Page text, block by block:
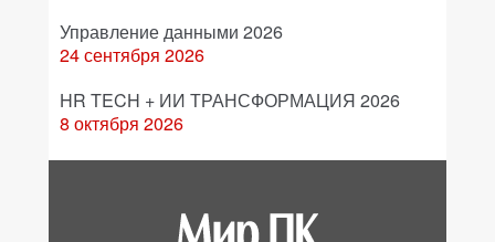
Управление данными 2026
24 сентября 2026
HR TECH + ИИ ТРАНСФОРМАЦИЯ 2026
8 октября 2026